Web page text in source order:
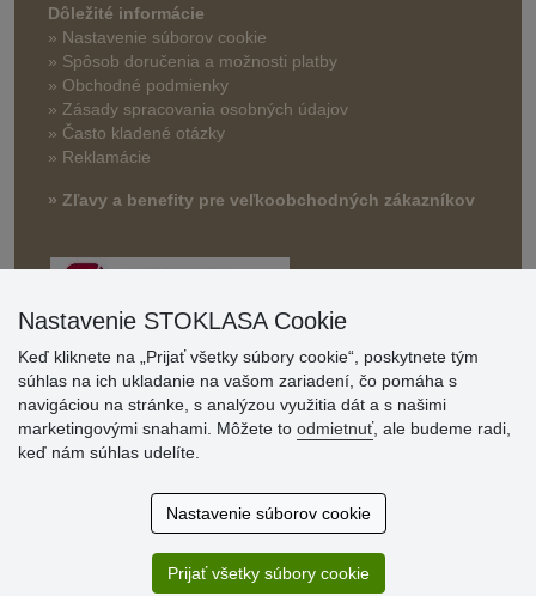
Dôležité informácie
» Nastavenie súborov cookie
» Spôsob doručenia a možnosti platby
» Obchodné podmienky
» Zásady spracovania osobných údajov
» Často kladené otázky
» Reklamácie
» Zľavy a benefity pre veľkoobchodných zákazníkov
Hodnotenia
zákazníkov
Ústretovosť, pohotovosť. Som spokojná.
Veľká spokojnosť. Volal mi odtiaľ veľmi milý pán, že
Nastavenie STOKLASA Cookie
Keď kliknete na „Prijať všetky súbory cookie“, poskytnete tým
súhlas na ich ukladanie na vašom zariadení, čo pomáha s
navigáciou na stránke, s analýzou využitia dát a s našimi
marketingovými snahami. Môžete to odmietnuť, ale budeme radi,
keď nám súhlas udelíte.
Nastavenie súborov cookie
Prijať všetky súbory cookie